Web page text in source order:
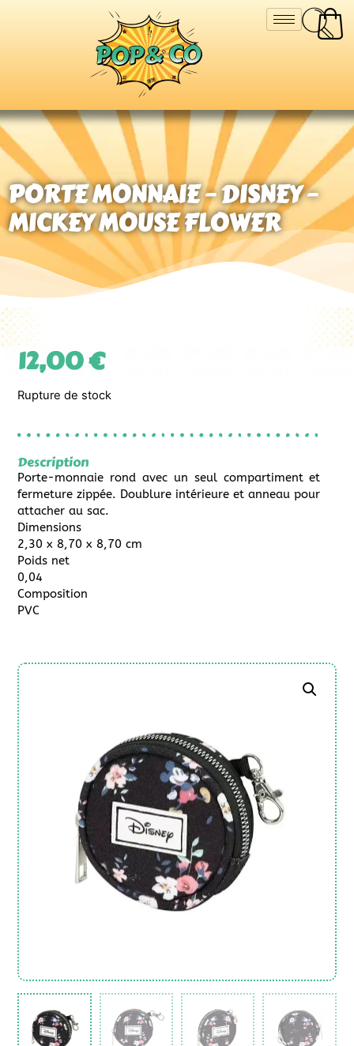
PORTE MONNAIE – DISNEY –
MICKEY MOUSE FLOWER
12,00€
Rupture de stock
Description
Porte-monnaie rond avec un seul compartiment et
fermeture zippée. Doublure intérieure et anneau pour
attacher au sac.
Dimensions
2,30 x 8,70 x 8,70 cm
Poids net
0,04
Composition
PVC